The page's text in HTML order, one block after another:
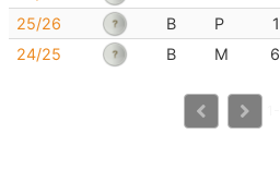
25/26
B P 1
24/25
B M 6